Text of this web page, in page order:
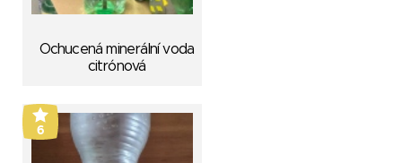
Ochucená minerální voda
citrónová
6